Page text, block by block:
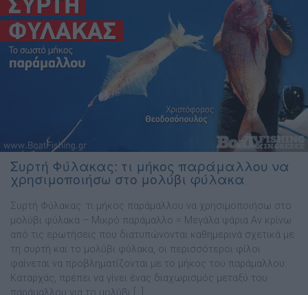
Συρτή Φύλακας: τι μήκος παράμαλλου να
χρησιμοποιήσω στο μολύβι φύλακα
Συρτή Φύλακας: τι μήκος παράμαλλου να χρησιμοποιήσω στο
μολύβι φύλακα – Μικρό παράμαλλο = Μεγάλα ψάρια Αν κρίνω
από τις ερωτήσεις που διατυπώνονται καθηµερινά σχετικά µε
τη συρτή και το µολύβι φύλακα, οι περισσότεροι φίλοι
φαίνεται να προβληµατίζονται µε το µήκος του παράµαλλου.
Καταρχάς, πρέπει να γίνει ένας διαχωρισµός µεταξύ του